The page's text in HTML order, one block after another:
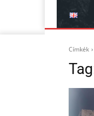
Címkék